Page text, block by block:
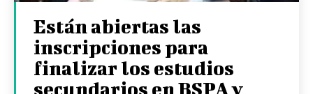
Están abiertas las
inscripciones para
finalizar los estudios
secundarios en BSPA y